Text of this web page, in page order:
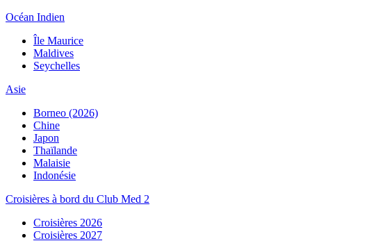
Océan Indien
Île Maurice
Maldives
Seychelles
Asie
Borneo (2026)
Chine
Japon
Thaïlande
Malaisie
Indonésie
Croisières à bord du Club Med 2
Croisières 2026
Croisières 2027